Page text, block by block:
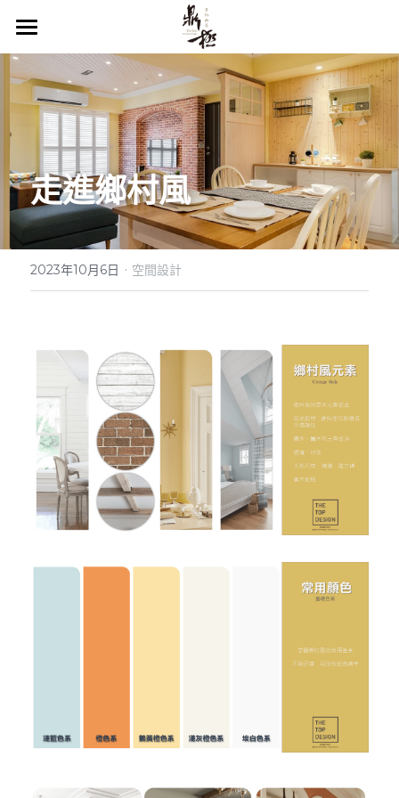
首頁
關於鼎極
服務項目
作品欣賞
裝修知識庫
服務流程
走進鄉村風
2023年10月6日 · 空間設計